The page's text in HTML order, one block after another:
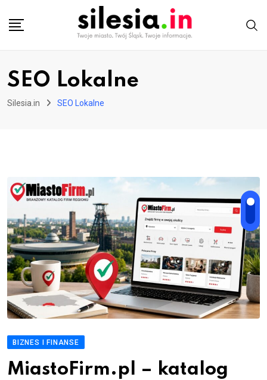
SEO Lokalne
Silesia.in SEO Lokalne
BIZNES I FINANSE
MiastoFirm.pl – katalog